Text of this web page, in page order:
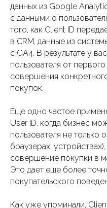
данных из Google
c данными о
того, как Client ID
в CRM, данные из
с GA4. В результате у
пользователя от
совершения
покупок.
Еще одно частое
User ID, когда бизнес
пользователя не только
браузерах,
совершение покупки в
Это дает еще более
покупательского
Как уже упоминали,